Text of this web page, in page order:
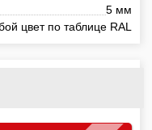
5 мм
цвет по таблице RAL